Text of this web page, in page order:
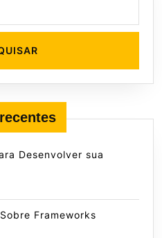
Desenvolver sua
Frameworks